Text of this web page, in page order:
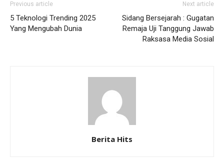
Previous article
5 Teknologi Trending 2025
Yang Mengubah Dunia
Next article
Sidang Bersejarah : Gugatan
Remaja Uji Tanggung Jawab
Raksasa Media Sosial
Berita Hits